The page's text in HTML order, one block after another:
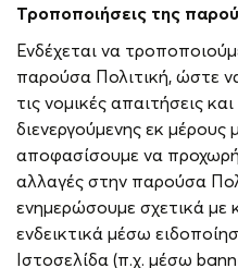
Τροποποιήσεις της
Ενδέχεται να
παρούσα Πολιτική, ώστε
τις νομικές απαιτήσεις
διενεργούμενης εκ μέρους
αποφασίσουμε να
αλλαγές στην παρούσα
ενημερώσουμε σχετικά
ενδεικτικά μέσω
Ιστοσελίδα (π.χ. μέσω